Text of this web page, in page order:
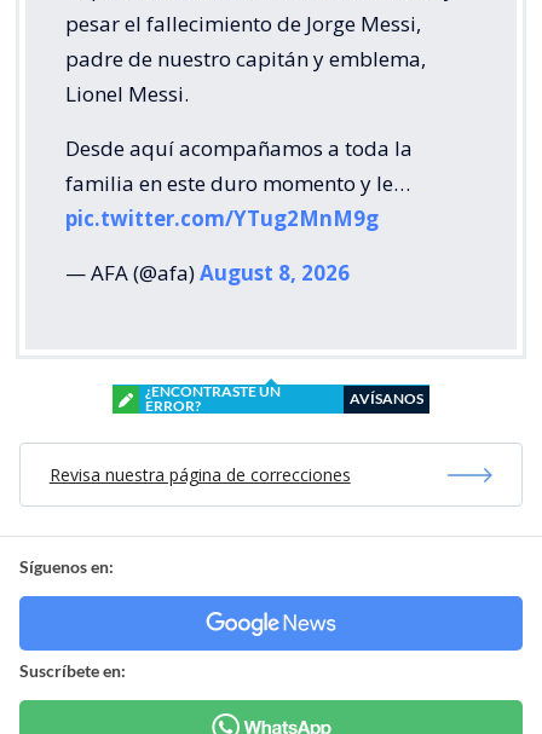
pesar el fallecimiento de Jorge Messi,
padre de nuestro capitán y emblema,
Lionel Messi.
Desde aquí acompañamos a toda la
familia en este duro momento y le…
pic.twitter.com/YTug2MnM9g
— AFA (@afa)August 8, 2026
¿ENCONTRASTE UN
ERROR?
AVÍSANOS
Revisa nuestra página de correcciones
Síguenos en:
Suscríbete en: